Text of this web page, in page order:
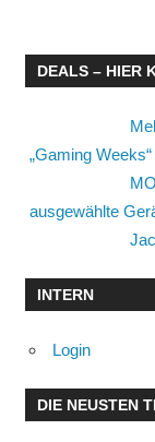
DEALS – HIER
„Gaming
ausgewählte
INTERN
Login
DIE NEUSTEN